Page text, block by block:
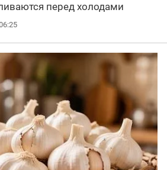
перед холодами